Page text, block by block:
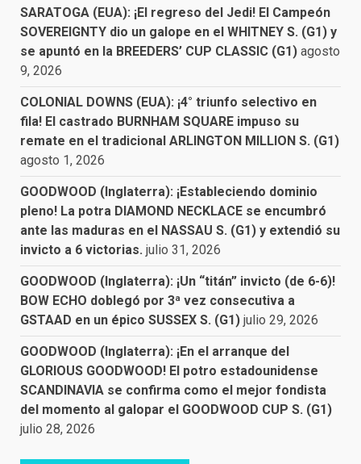
SARATOGA (EUA): ¡El regreso del Jedi! El Campeón
SOVEREIGNTY dio un galope en el WHITNEY S. (G1) y
se apuntó en la BREEDERS’ CUP CLASSIC (G1) agosto
9, 2026
COLONIAL DOWNS (EUA): ¡4° triunfo selectivo en
fila! El castrado BURNHAM SQUARE impuso su
remate en el tradicional ARLINGTON MILLION S. (G1)
agosto 1, 2026
GOODWOOD (Inglaterra): ¡Estableciendo dominio
pleno! La potra DIAMOND NECKLACE se encumbró
ante las maduras en el NASSAU S. (G1) y extendió su
invicto a 6 victorias. julio 31, 2026
GOODWOOD (Inglaterra): ¡Un “titán” invicto (de 6-6)!
BOW ECHO doblegó por 3ª vez consecutiva a
GSTAAD en un épico SUSSEX S. (G1) julio 29, 2026
GOODWOOD (Inglaterra): ¡En el arranque del
GLORIOUS GOODWOOD! El potro estadounidense
SCANDINAVIA se confirma como el mejor fondista
del momento al galopar el GOODWOOD CUP S. (G1)
julio 28, 2026